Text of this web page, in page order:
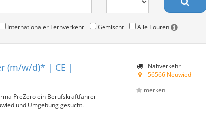
Internationaler Fernverkehr Gemischt Alle Touren
(m/w/d)* | CE |
PreZero ein Berufskraftfahrer
und Umgebung gesucht.
Nahverkehr
56566 Neuwied
merken